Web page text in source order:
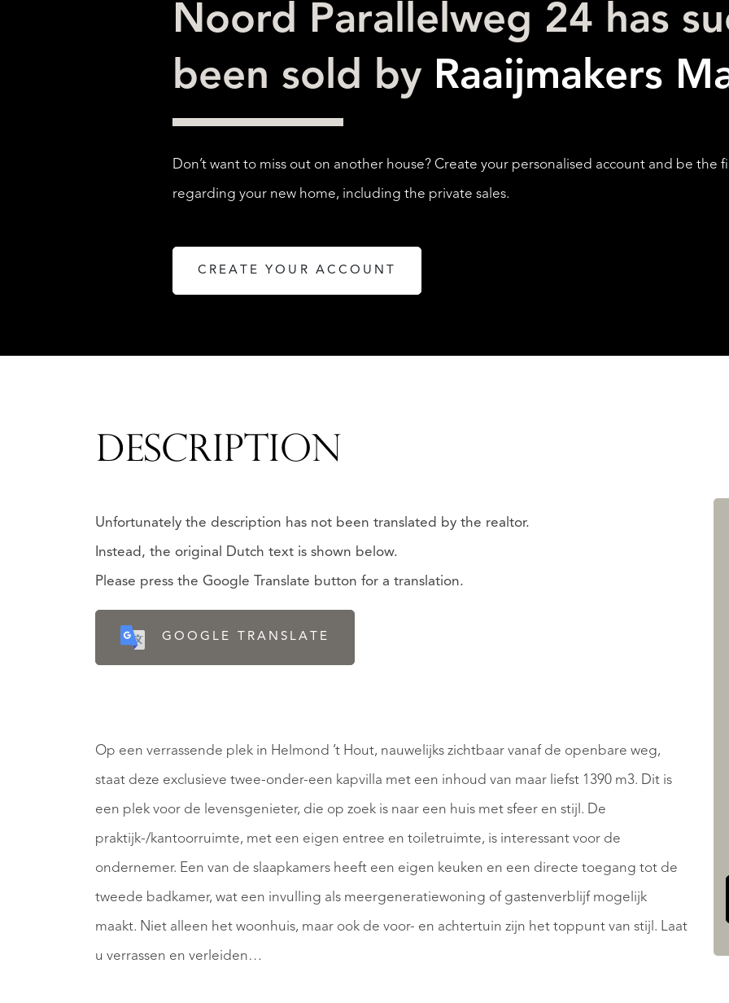
Noord Parallelweg 24 has
been sold by Raaijmakers
Don’t want to miss out on another house? Create your personalised account and be the
regarding your new home, including the private sales.
CREATE YOUR ACCOUNT
DESCRIPTION
Unfortunately the description has not been translated by the realtor.
Instead, the original Dutch text is shown below.
Please press the Google Translate button for a translation.
GOOGLE TRANSLATE
Op een verrassende plek in Helmond ’t Hout, nauwelijks zichtbaar vanaf de openbare weg,
staat deze exclusieve twee-onder-een kapvilla met een inhoud van maar liefst 1390 m3. Dit is
een plek voor de levensgenieter, die op zoek is naar een huis met sfeer en stijl. De
praktijk-/kantoorruimte, met een eigen entree en toiletruimte, is interessant voor de
ondernemer. Een van de slaapkamers heeft een eigen keuken en een directe toegang tot de
tweede badkamer, wat een invulling als meergeneratiewoning of gastenverblijf mogelijk
maakt. Niet alleen het woonhuis, maar ook de voor- en achtertuin zijn het toppunt van stijl. Laat
u verrassen en verleiden…
LISTINGS